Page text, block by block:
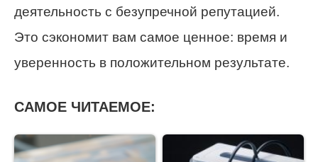
деятельность с безупречной репутацией.
Это сэкономит вам самое ценное: время и
уверенность в положительном результате.
САМОЕ ЧИТАЕМОЕ: